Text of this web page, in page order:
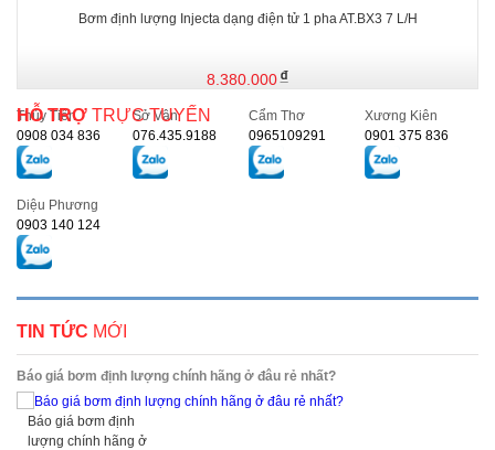
Bơm định lượng Injecta dạng điện tử 1 pha AT.BX3 7 L/H
8.380.000
HỖ TRỢ TRỰC TUYẾN
Thủy Tiên
0908 034 836
Sở Vân
076.435.9188
Cẩm Thơ
0965109291
Xương Kiên
0901 375 836
Diệu Phương
0903 140 124
TIN TỨC MỚI
Báo giá bơm định lượng chính hãng ở đâu rẻ nhất?
Báo giá bơm định
lượng chính hãng ở